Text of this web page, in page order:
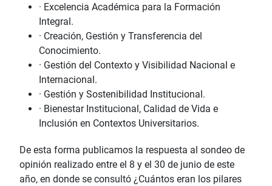
· Excelencia Académica para la Formación
Integral.
· Creación, Gestión y Transferencia del
Conocimiento.
· Gestión del Contexto y Visibilidad Nacional e
Internacional.
· Gestión y Sostenibilidad Institucional.
· Bienestar Institucional, Calidad de Vida e
Inclusión en Contextos Universitarios.
De esta forma publicamos la respuesta al sondeo de
opinión realizado entre el 8 y el 30 de junio de este
año, en donde se consultó ¿Cuántos eran los pilares